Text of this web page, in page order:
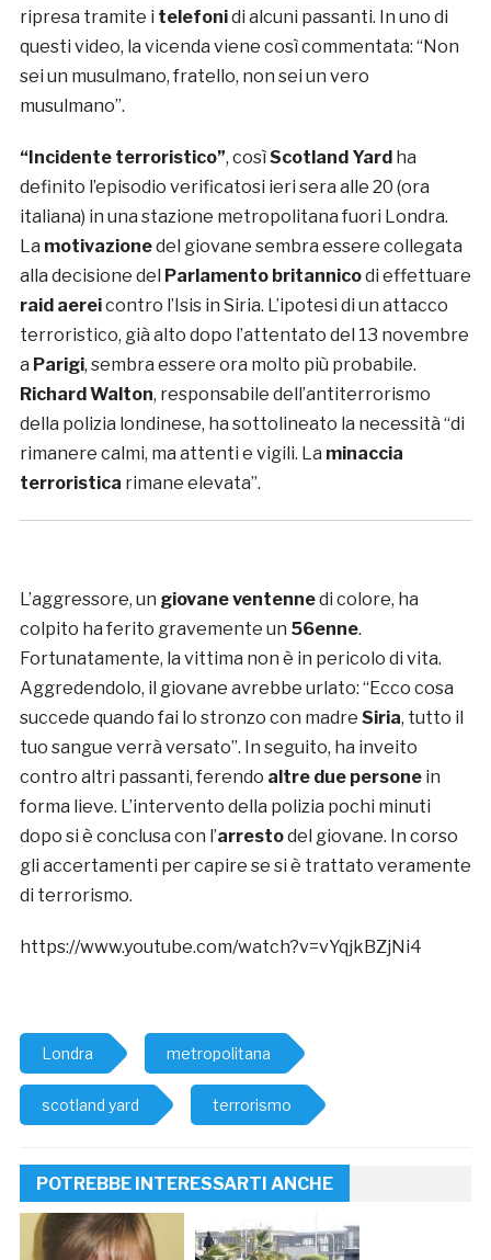
ripresa tramite i telefonidi alcuni passanti. In uno di
questi video, la vicenda viene così commentata: “Non
sei un musulmano, fratello, non sei un vero
musulmano”.
“Incidente terroristico”, cosìScotland Yardha
definito l’episodio verificatosi ieri sera alle 20 (ora
italiana) in una stazione metropolitana fuori Londra.
La motivazionedel giovane sembra essere collegata
alla decisione del Parlamento britannicodi effettuare
raid aereicontro l’Isis in Siria. L’ipotesi di un attacco
terroristico, già alto dopo l’attentato del 13 novembre
a Parigi, sembra essere ora molto più probabile.
Richard Walton, responsabile dell’antiterrorismo
della polizia londinese, ha sottolineato la necessità “di
rimanere calmi, ma attenti e vigili. La minaccia
terroristica rimane elevata”.
L’aggressore, un giovane ventennedi colore, ha
colpito ha ferito gravemente un 56enne.
Fortunatamente, la vittima non è in pericolo di vita.
Aggredendolo, il giovane avrebbe urlato: “Ecco cosa
succede quando fai lo stronzo con madre Siria, tutto il
tuo sangue verrà versato”. In seguito, ha inveito
contro altri passanti, ferendo altre due personein
forma lieve. L’intervento della polizia pochi minuti
dopo si è conclusa con l’arrestodel giovane. In corso
gli accertamenti per capire se si è trattato veramente
di terrorismo.
https://www.youtube.com/watch?v=vYqjkBZjNi4
Londra metropolitana
scotland yard terrorismo
POTREBBE INTERESSARTI ANCHE